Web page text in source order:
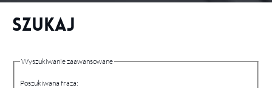
Treść strony
Szukaj
Wyszukiwanie zaawansowane
Poszukiwana fraza: